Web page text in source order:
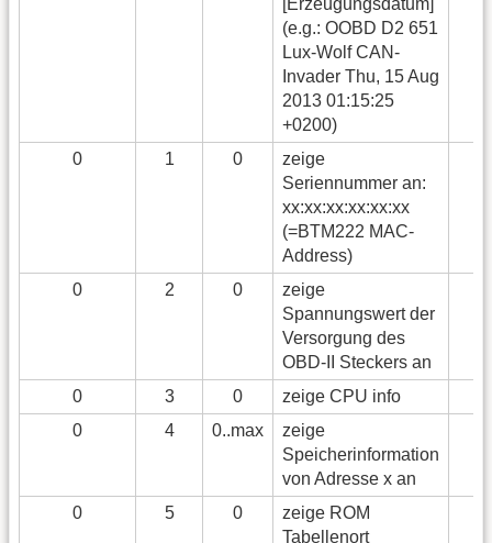
[Erzeugungsdatum]
(e.g.: OOBD D2 651
Lux-Wolf CAN-
Invader Thu, 15 Aug
2013 01:15:25
+0200)
0
1 0
zeige
Seriennummer an:
xx:xx:xx:xx:xx:xx
(=BTM222 MAC-
Address)
0
2 0
zeige
Spannungswert der
Versorgung des
OBD-II Steckers an
0
3 0
zeige CPU info
0
4 0..max
zeige
Speicherinformation
von Adresse x an
0
5 0
zeige ROM
Tabellenort